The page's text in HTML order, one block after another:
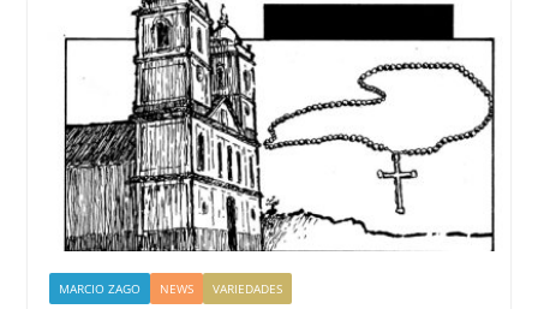
MARCIO ZAGO NEWS VARIEDADES